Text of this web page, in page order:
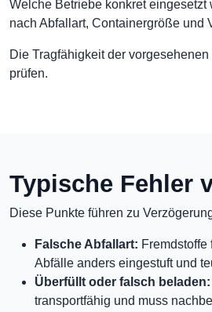
Welche Betriebe konkret eingesetzt
nach Abfallart, Containergröße und
Die Tragfähigkeit der
prüfen.
Typische Fehler
Diese Punkte führen zu
Falsche Abfallart: Fremdstoffe
Abfälle anders eingestuft und
Überfüllt oder falsch beladen:
transportfähig und muss